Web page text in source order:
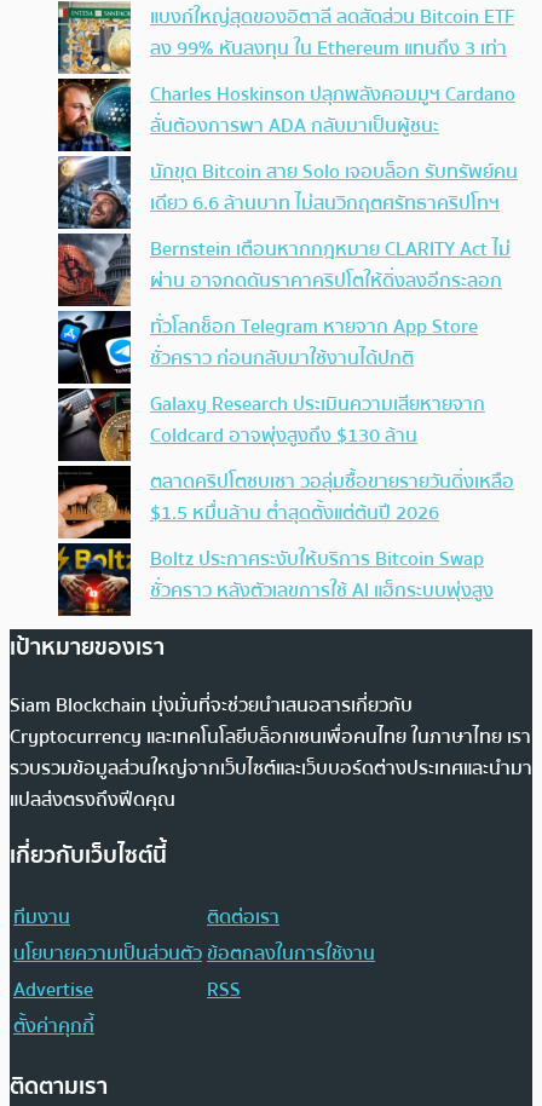
แบงก์ใหญ่สุดของอิตาลี ลดสัดส่วน Bitcoin ETF
ลง 99% หันลงทุน ใน Ethereum แทนถึง 3 เท่า
Charles Hoskinson ปลุกพลังคอมมูฯ Cardano
ลั่นต้องการพา ADA กลับมาเป็นผู้ชนะ
นักขุด Bitcoin สาย Solo เจอบล็อก รับทรัพย์คน
เดียว 6.6 ล้านบาท ไม่สนวิกฤตศรัทธาคริปโทฯ
Bernstein เตือนหากกฎหมาย CLARITY Act ไม่
ผ่าน อาจกดดันราคาคริปโตให้ดิ่งลงอีกระลอก
ทั่วโลกช็อก Telegram หายจาก App Store
ชั่วคราว ก่อนกลับมาใช้งานได้ปกติ
Galaxy Research ประเมินความเสียหายจาก
Coldcard อาจพุ่งสูงถึง $130 ล้าน
ตลาดคริปโตซบเซา วอลุ่มซื้อขายรายวันดิ่งเหลือ
$1.5 หมื่นล้าน ต่ำสุดตั้งแต่ต้นปี 2026
Boltz ประกาศระงับให้บริการ Bitcoin Swap
ชั่วคราว หลังตัวเลขการใช้ AI แฮ็กระบบพุ่งสูง
เป้าหมายของเรา
Siam Blockchain มุ่งมั่นที่จะช่วยนำเสนอสารเกี่ยวกับ
Cryptocurrency และเทคโนโลยีบล็อกเชนเพื่อคนไทย ในภาษาไทย เรา
รวบรวมข้อมูลส่วนใหญ่จากเว็บไซต์และเว็บบอร์ดต่างประเทศและนำมา
แปลส่งตรงถึงฟีดคุณ
เกี่ยวกับเว็บไซต์นี้
ทีมงาน
ติดต่อเรา
นโยบายความเป็นส่วนตัวข้อตกลงในการใช้งาน
Advertise
RSS
ตั้งค่าคุกกี้
ติดตามเรา